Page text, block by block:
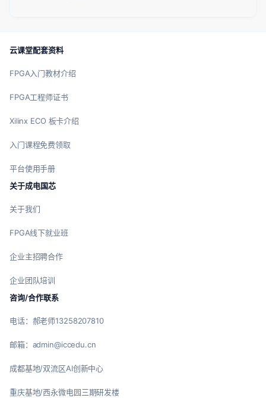
云课堂配套资料
FPGA入门教材介绍
FPGA工程师证书
Xilinx ECO 板卡介绍
入门课程免费领取
平台使用手册
关于成电国芯
关于我们
FPGA线下就业班
企业主招聘合作
企业团队培训
咨询/合作联系
电话：郝老师13258207810
邮箱：admin@iccedu.cn
成都基地/双流区AI创新中心
重庆基地/西永微电园三期研发楼